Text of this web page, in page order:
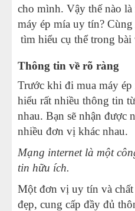
cho mình. Vậy thế nào
máy ép mía uy tín? Cùng
tìm hiểu cụ thể trong bài
Thông tin về rõ ràng
Trước khi đi mua máy ép
hiểu rất nhiều thông tin
nhau. Bạn sẽ nhận được
nhiều đơn vị khác nhau.
Mạng internet là một
tin hữu ích.
Một đơn vị uy tín và
đẹp, cung cấp đầy đủ
THIẾT BỊ KHÁC